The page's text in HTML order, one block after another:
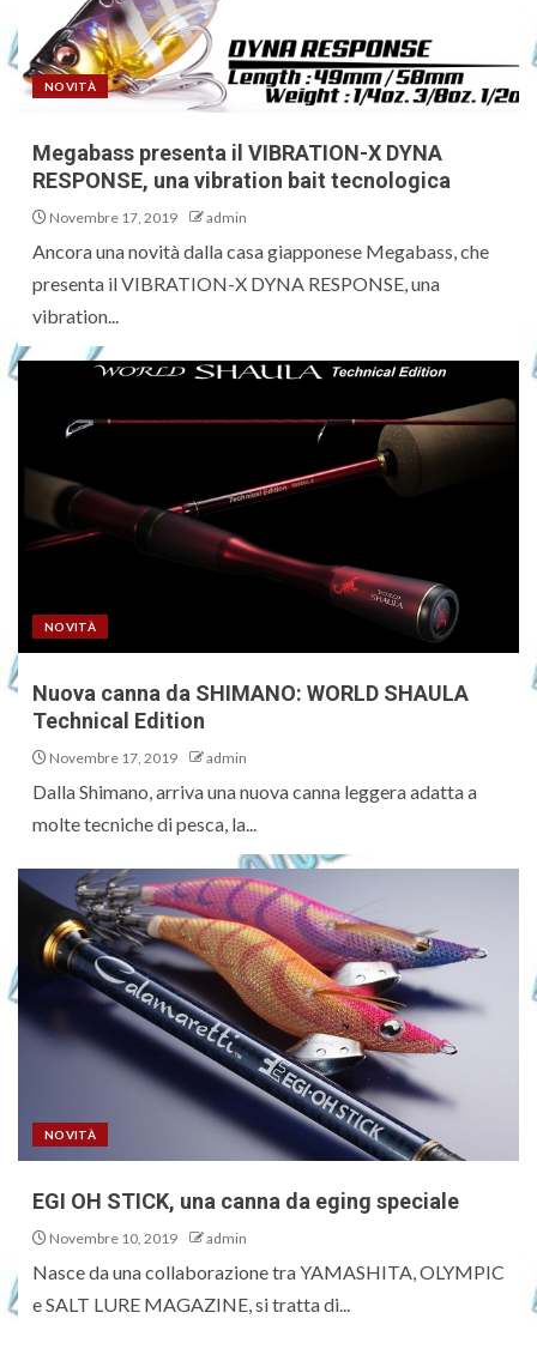
NOVITÀ
Megabass presenta il VIBRATION-X DYNA
RESPONSE, una vibration bait tecnologica
Novembre 17, 2019 admin
Ancora una novità dalla casa giapponese Megabass, che
presenta il VIBRATION-X DYNA RESPONSE, una
vibration...
NOVITÀ
Nuova canna da SHIMANO: WORLD SHAULA
Technical Edition
Novembre 17, 2019 admin
Dalla Shimano, arriva una nuova canna leggera adatta a
molte tecniche di pesca, la...
NOVITÀ
EGI OH STICK, una canna da eging speciale
Novembre 10, 2019 admin
Nasce da una collaborazione tra YAMASHITA, OLYMPIC
e SALT LURE MAGAZINE, si tratta di...